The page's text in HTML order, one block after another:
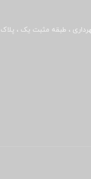
، طبقه مثبت یک ، پلاک